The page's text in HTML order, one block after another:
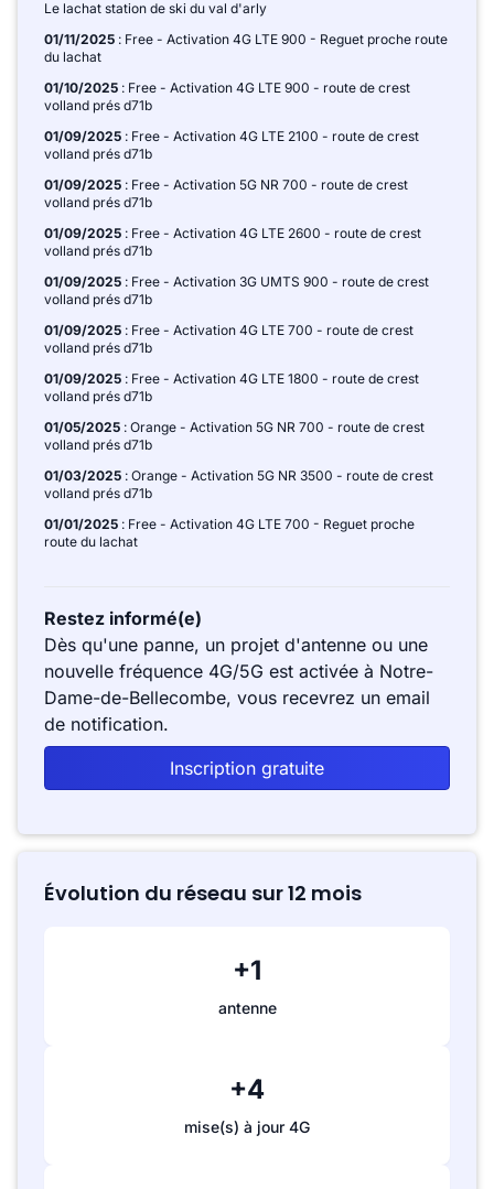
Le lachat station de ski du val d'arly
01/11/2025 : Free - Activation 4G LTE 900 - Reguet proche route
du lachat
01/10/2025 : Free - Activation 4G LTE 900 - route de crest
volland prés d71b
01/09/2025 : Free - Activation 4G LTE 2100 - route de crest
volland prés d71b
01/09/2025 : Free - Activation 5G NR 700 - route de crest
volland prés d71b
01/09/2025 : Free - Activation 4G LTE 2600 - route de crest
volland prés d71b
01/09/2025 : Free - Activation 3G UMTS 900 - route de crest
volland prés d71b
01/09/2025 : Free - Activation 4G LTE 700 - route de crest
volland prés d71b
01/09/2025 : Free - Activation 4G LTE 1800 - route de crest
volland prés d71b
01/05/2025 : Orange - Activation 5G NR 700 - route de crest
volland prés d71b
01/03/2025 : Orange - Activation 5G NR 3500 - route de crest
volland prés d71b
01/01/2025 : Free - Activation 4G LTE 700 - Reguet proche
route du lachat
Restez informé(e)
Dès qu'une panne, un projet d'antenne ou une
nouvelle fréquence 4G/5G est activée à Notre-
Dame-de-Bellecombe, vous recevrez un email
de notification.
Inscription gratuite
Évolution du réseau sur 12 mois
+1
antenne
+4
mise(s) à jour 4G